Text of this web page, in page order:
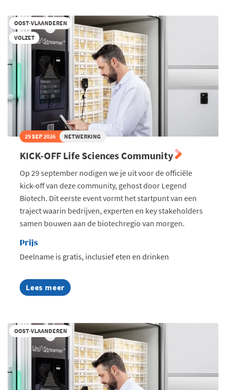
OOST-VLAANDEREN
VOLZET
29 SEP 2026 NETWERKING
KICK-OFF Life Sciences Community
Op 29 september nodigen we je uit voor de officiële
kick-off van deze community, gehost door Legend
Biotech. Dit eerste event vormt het startpunt van een
traject waarin bedrijven, experten en key stakeholders
samen bouwen aan de biotechregio van morgen.
Prijs
Deelname is gratis, inclusief eten en drinken
Lees meer
about
KICK-
Sciences
Community
OOST-VLAANDEREN